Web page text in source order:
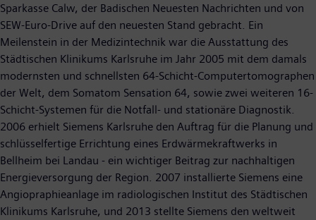
Sparkasse Calw, der Badischen Neuesten Nachrichten und von
SEW-Euro-Drive auf den neuesten Stand gebracht. Ein
Meilenstein in der Medizintechnik war die Ausstattung des
Städtischen Klinikums Karlsruhe im Jahr 2005 mit dem damals
modernsten und schnellsten 64-Schicht-Computertomographen
der Welt, dem Somatom Sensation 64, sowie zwei weiteren 16-
Schicht-Systemen für die Notfall- und stationäre Diagnostik.
2006 erhielt Siemens Karlsruhe den Auftrag für die Planung und
schlüsselfertige Errichtung eines Erdwärmekraftwerks in
Bellheim bei Landau - ein wichtiger Beitrag zur nachhaltigen
Energieversorgung der Region. 2007 installierte Siemens eine
Angiopraphieanlage im radiologischen Institut des Städtischen
Klinikums Karlsruhe, und 2013 stellte Siemens den weltweit